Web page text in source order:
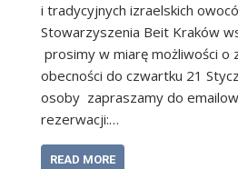
i tradycyjnych izraelskich
Stowarzyszenia Beit Kraków
prosimy w miarę możliwości o
obecności do czwartku 21
osoby zapraszamy do
rezerwacji:…
READ MORE